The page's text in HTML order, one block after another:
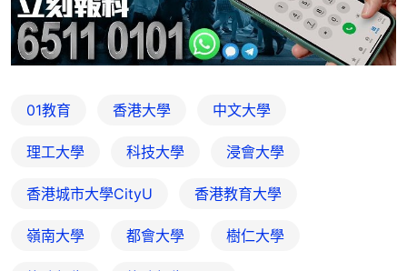
01教育 香港大學 中文大學
理工大學 科技大學 浸會大學
香港城市大學CityU 香港教育大學
嶺南大學 都會大學 樹仁大學